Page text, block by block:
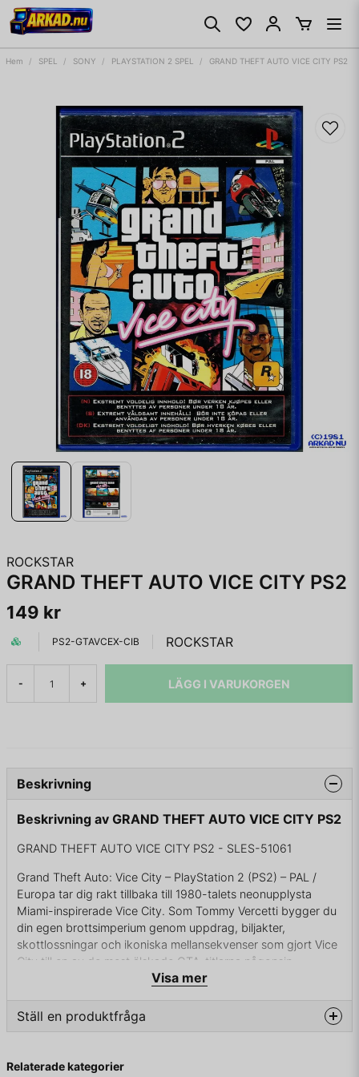
Hem SPEL SONY PLAYSTATION 2 SPEL GRAND THEFT AUTO VICE CITY PS2
ROCKSTAR
GRAND THEFT AUTO VICE CITY PS2
149 kr
PS2-GTAVCEX-CIB ROCKSTAR
- + LÄGG I VARUKORGEN
Beskrivning
Beskrivning av GRAND THEFT AUTO VICE CITY PS2
GRAND THEFT AUTO VICE CITY PS2 - SLES-51061
Grand Theft Auto: Vice City – PlayStation 2 (PS2) – PAL /
Europa tar dig rakt tillbaka till 1980-talets neonupplysta
Miami-inspirerade Vice City. Som Tommy Vercetti bygger du
din egen brottsimperium genom uppdrag, biljakter,
skottlossningar och ikoniska mellansekvenser som gjort Vice
City till en av de mest älskade GTA-titlarna någonsin.
soundtracket, minnesvärda karaktärer och öppna
sandlådevärld satte spelet en ny standard för actionäventyr.
mest nostalgiska utgåvan bland samlare.
Visa mer
Ställ en produktfråga
Fråga oss något om denna produkten...
Relaterade kategorier